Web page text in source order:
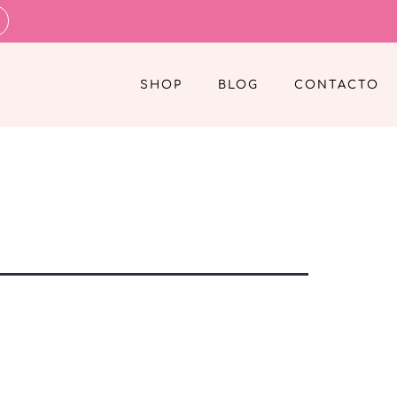
SHOP BLOG CONTACTO